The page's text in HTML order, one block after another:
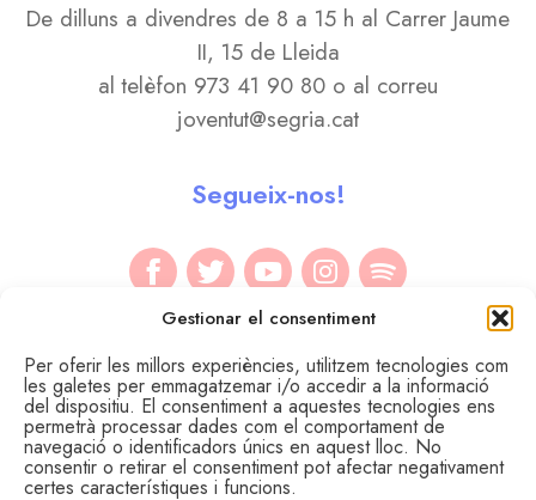
Gestionar el consentiment
Per oferir les millors experiències, utilitzem tecnologies com
les galetes per emmagatzemar i/o accedir a la informació
del dispositiu. El consentiment a aquestes tecnologies ens
permetrà processar dades com el comportament de
navegació o identificadors únics en aquest lloc. No
consentir o retirar el consentiment pot afectar negativament
certes característiques i funcions.
De dilluns a divendres de 8 a 15 h al Carrer Jaume
II, 15 de Lleida
al telèfon 973 41 90 80 o al correu
joventut@segria.cat
Segueix-nos!